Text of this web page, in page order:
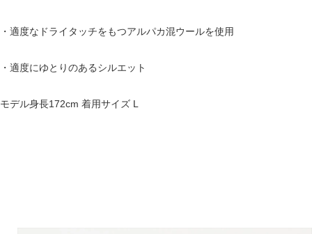
・適度なドライタッチをもつアルパカ混ウールを使用
・適度にゆとりのあるシルエット
モデル身長172cm 着用サイズ L